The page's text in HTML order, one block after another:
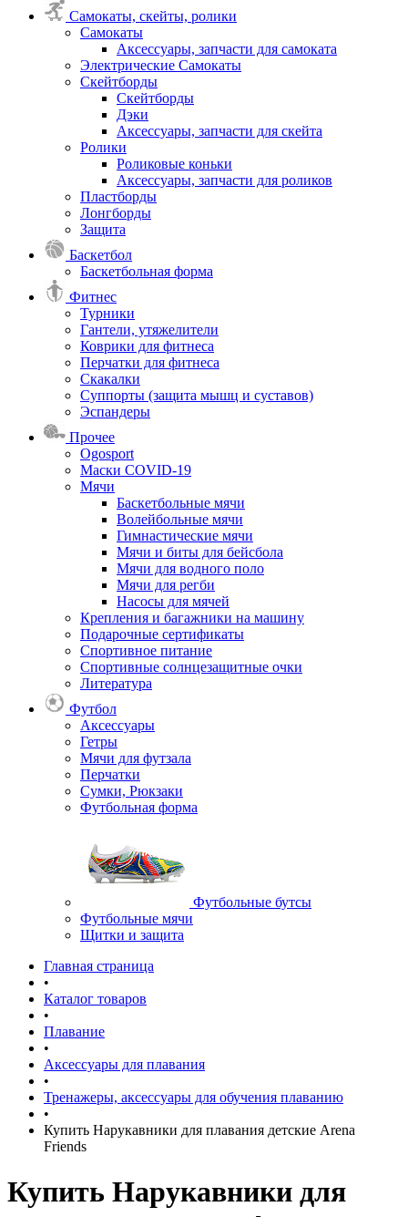
Самокаты, скейты, ролики
Самокаты
Аксессуары, запчасти для самоката
Электрические Самокаты
Скейтборды
Скейтборды
Дэки
Аксессуары, запчасти для скейта
Ролики
Роликовые коньки
Аксессуары, запчасти для роликов
Пластборды
Лонгборды
Защита
Баскетбол
Баскетбольная форма
Фитнес
Турники
Гантели, утяжелители
Коврики для фитнеса
Перчатки для фитнеса
Скакалки
Суппорты (защита мышц и суставов)
Эспандеры
Прочее
Ogosport
Маски COVID-19
Мячи
Баскетбольные мячи
Волейбольные мячи
Гимнастические мячи
Мячи и биты для бейсбола
Мячи для водного поло
Мячи для регби
Насосы для мячей
Крепления и багажники на машину
Подарочные сертификаты
Спортивное питание
Спортивные солнцезащитные очки
Литература
Футбол
Аксессуары
Гетры
Мячи для футзала
Перчатки
Сумки, Рюкзаки
Футбольная форма
Футбольные бутсы
Футбольные мячи
Щитки и защита
Главная страница
•
Каталог товаров
•
Плавание
•
Аксессуары для плавания
•
Тренажеры, аксессуары для обучения плаванию
•
Купить Нарукавники для плавания детские Arena
Friends
Купить Нарукавники для